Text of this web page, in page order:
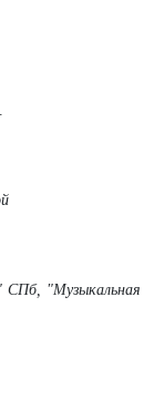
СПб, "Музыкальная